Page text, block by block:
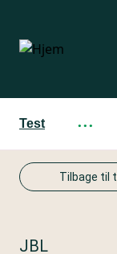
hovedindhold
Test ···
Tilbage til
JBL